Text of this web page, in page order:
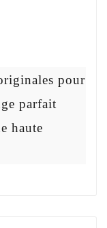
pour
parfait
haute